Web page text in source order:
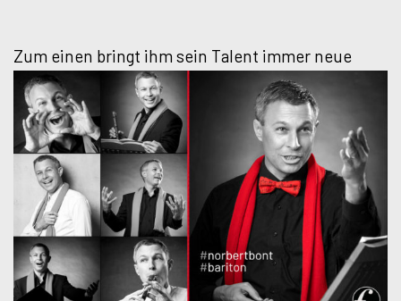
Zum einen bringt ihm sein Talent immer neue